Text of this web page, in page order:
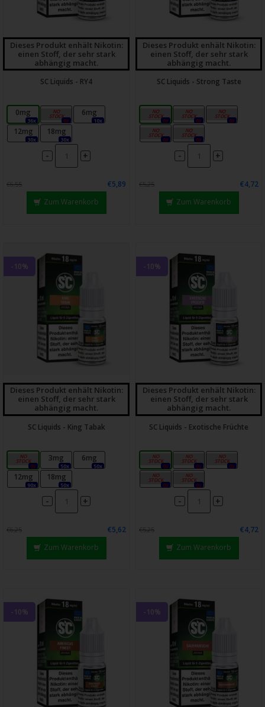
Dieses Produkt enhält Nikotin:
einen Stoff, der sehr stark
abhängig macht.
SC Liquids - RY4
0mg
36x
3mg
0x
6mg
10x
12mg
30x
18mg
30x
- +
€6,55
€5,89
Zum Warenkorb
Dieses Produkt enhält Nikotin:
einen Stoff, der sehr stark
abhängig macht.
SC Liquids - Strong Taste
0mg
0x
3mg
0x
6mg
0x
12mg
0x
18mg
0x
- +
€5,25
€4,72
Zum Warenkorb
-10%
Dieses Produkt enhält Nikotin:
einen Stoff, der sehr stark
abhängig macht.
SC Liquids - King Tabak
0mg
0x
3mg
50x
6mg
50x
12mg
90x
18mg
50x
- +
€6,25
€5,62
Zum Warenkorb
-10%
Dieses Produkt enhält Nikotin:
einen Stoff, der sehr stark
abhängig macht.
SC Liquids - Exotische Früchte
0mg
0x
3mg
0x
6mg
0x
12mg
0x
18mg
0x
- +
€5,25
€4,72
Zum Warenkorb
-10% -10%